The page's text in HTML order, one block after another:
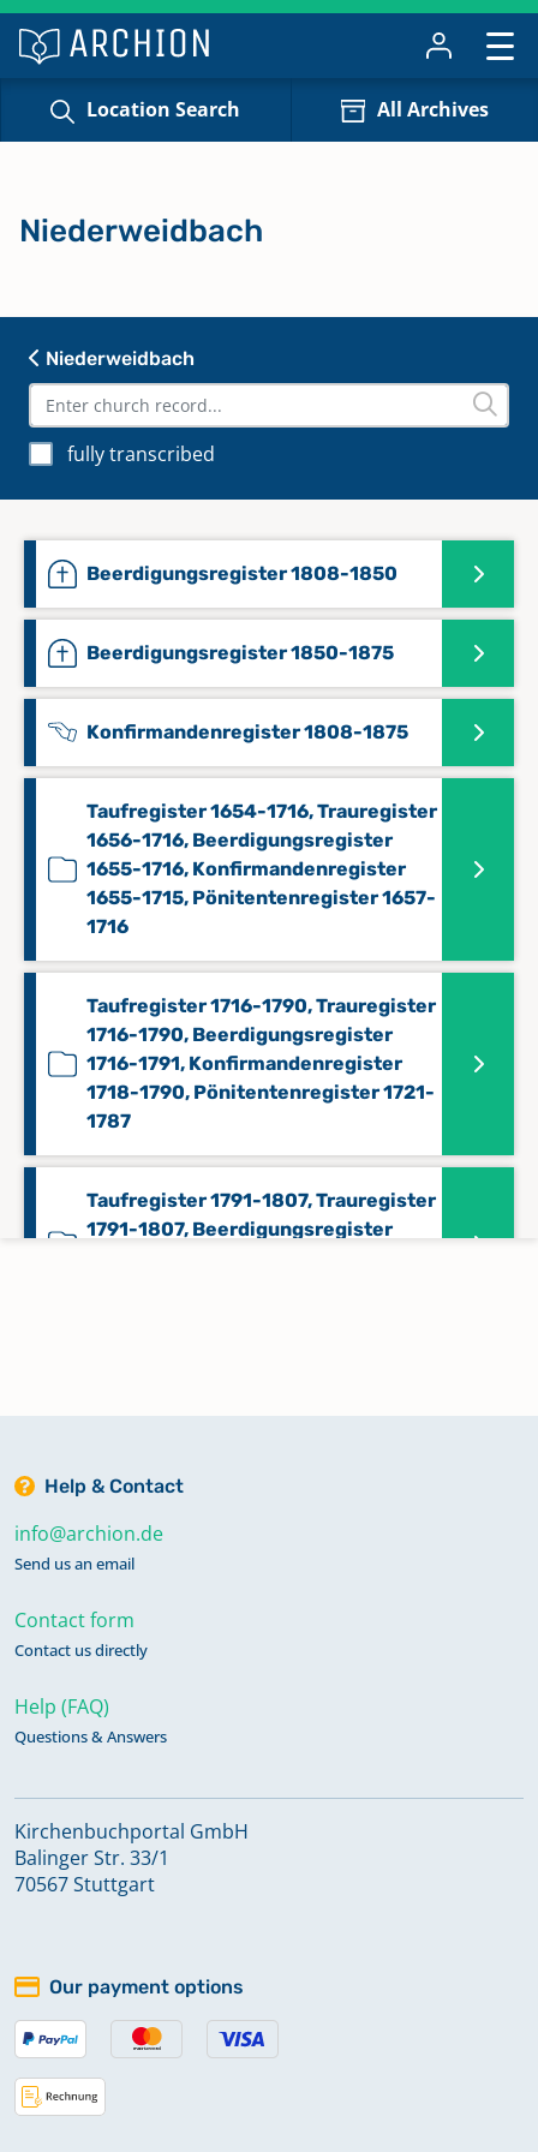
Location Search All Archives
Niederweidbach
fully transcribed
Beerdigungsregister 1808-1850
Beerdigungsregister 1850-1875
Konfirmandenregister 1808-1875
Taufregister 1654-1716, Trauregister
1656-1716, Beerdigungsregister
1655-1716, Konfirmandenregister
1655-1715, Pönitentenregister 1657-
1716
Taufregister 1716-1790, Trauregister
1716-1790, Beerdigungsregister
1716-1791, Konfirmandenregister
1718-1790, Pönitentenregister 1721-
1787
Taufregister 1791-1807, Trauregister
1791-1807, Beerdigungsregister
Taufregister 1856-1875
Niederweidbach
Help & Contact
info@archion.de
Send us an email
Contact form
Contact us directly
Help (FAQ)
Questions & Answers
Kirchenbuchportal GmbH
Balinger Str. 33/1
70567 Stuttgart
Our payment options